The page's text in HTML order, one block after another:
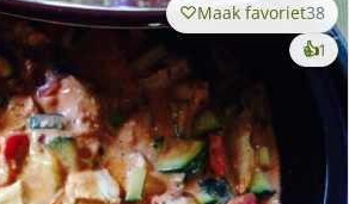
Maak favoriet38
👍1